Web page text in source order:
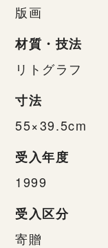
版画
材質・技法
リトグラフ
寸法
55×39.5cm
受入年度
1999
受入区分
寄贈